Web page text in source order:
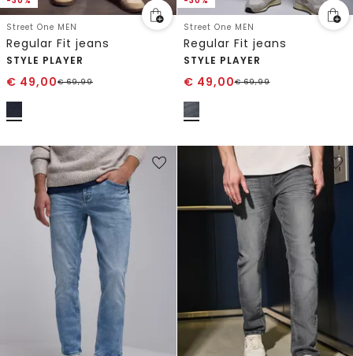
Street One MEN
Regular Fit jeans
STYLE PLAYER
€ 49,00€69,99
Street One MEN
Regular Fit jeans
STYLE PLAYER
€ 49,00€69,99